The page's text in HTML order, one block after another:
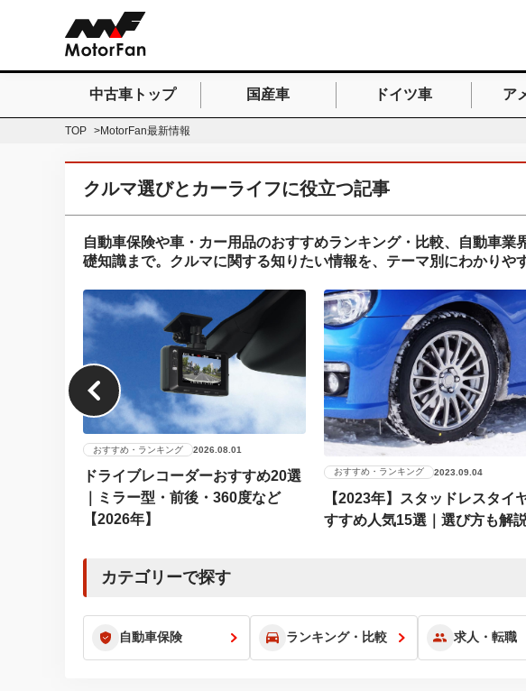
検索したいキーワードを入力
中古車トップ 国産車 ドイツ車 ア
TOP MotorFan最新情報
クルマ選びとカーライフに役立つ記事
自動車保険や車・カー用品のおすすめランキング・比較、自動車業
礎知識まで。クルマに関する知りたい情報を、テーマ別にわかりや
おすすめ・ランキング 2026.08.01
ドライブレコーダーおすすめ20選
｜ミラー型・前後・360度など
【2026年】
おすすめ・ランキング 2023.09.04
【2023年】スタッドレスタイ
すすめ人気15選｜選び方も解説
カテゴリーで探す
自動車保険 ランキング・比較 求人・転職